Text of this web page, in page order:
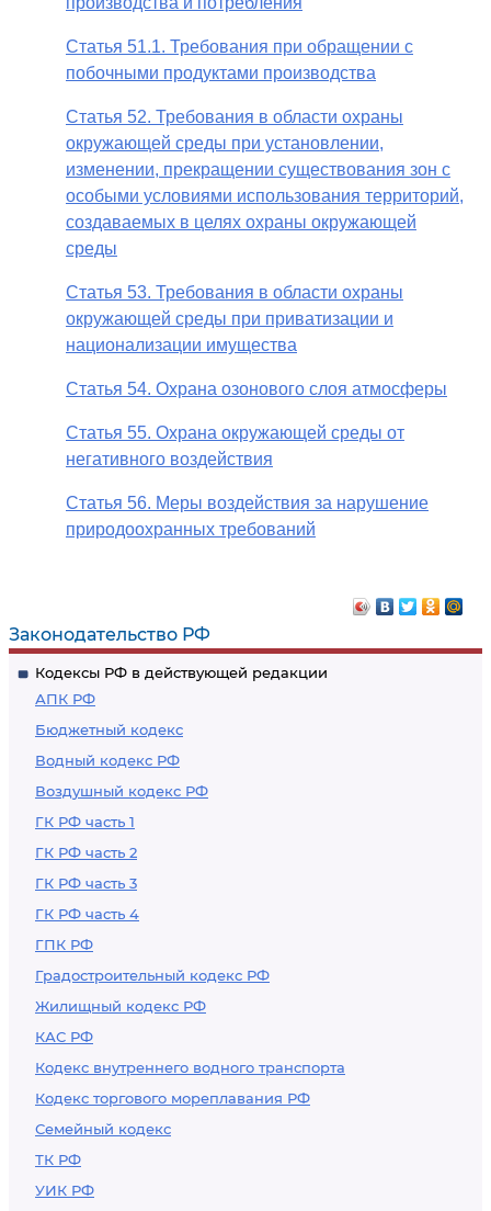
Законодательство РФ
Кодексы РФ в действующей редакции
АПК РФ
Бюджетный кодекс
Водный кодекс РФ
Воздушный кодекс РФ
ГК РФ часть 1
ГК РФ часть 2
ГК РФ часть 3
ГК РФ часть 4
ГПК РФ
Градостроительный кодекс РФ
Жилищный кодекс РФ
КАС РФ
Кодекс внутреннего водного транспорта
Кодекс торгового мореплавания РФ
Семейный кодекс
ТК РФ
УИК РФ
Статья 51.1. Требования при обращении с
побочными продуктами производства
Статья 52. Требования в области охраны
окружающей среды при установлении,
изменении, прекращении существования зон с
особыми условиями использования территорий,
создаваемых в целях охраны окружающей
среды
Статья 53. Требования в области охраны
окружающей среды при приватизации и
национализации имущества
Статья 54. Охрана озонового слоя атмосферы
Статья 55. Охрана окружающей среды от
негативного воздействия
Статья 56. Меры воздействия за нарушение
природоохранных требований